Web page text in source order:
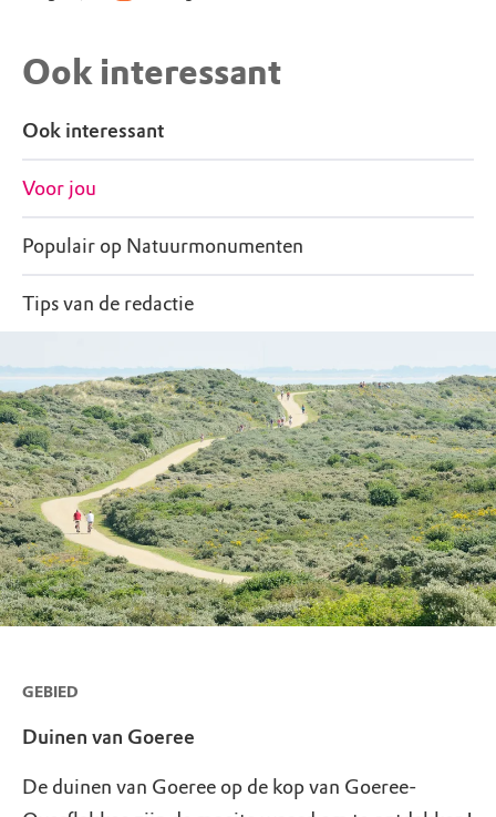
Ook interessant
Ook interessant
Voor jou
Populair op Natuurmonumenten
Tips van de redactie
GEBIED
Duinen van Goeree
De duinen van Goeree op de kop van Goeree-